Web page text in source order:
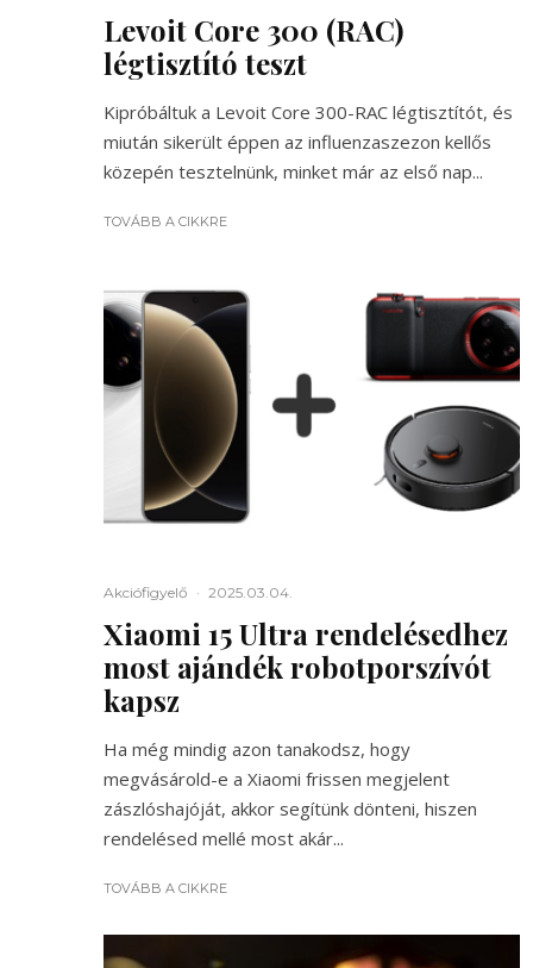
Levoit Core 300 (RAC)
légtisztító teszt
Kipróbáltuk a Levoit Core 300-RAC légtisztítót, és
miután sikerült éppen az influenzaszezon kellős
közepén tesztelnünk, minket már az első nap...
TOVÁBB A CIKKRE
Akciófigyelő · 2025.03.04.
Xiaomi 15 Ultra rendelésedhez
most ajándék robotporszívót
kapsz
Ha még mindig azon tanakodsz, hogy
megvásárold-e a Xiaomi frissen megjelent
zászlóshajóját, akkor segítünk dönteni, hiszen
rendelésed mellé most akár...
TOVÁBB A CIKKRE